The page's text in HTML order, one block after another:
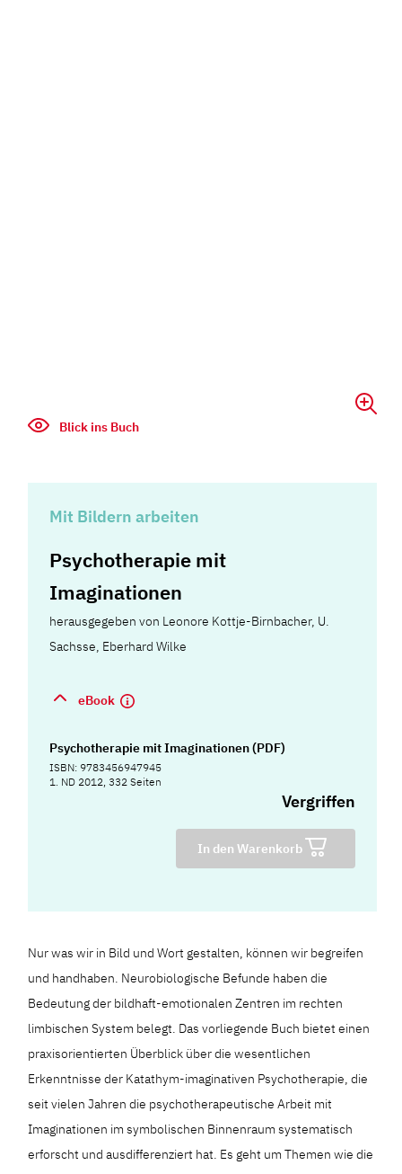
Blick ins Buch
Mit Bildern arbeiten
Psychotherapie mit
Imaginationen
herausgegeben von Leonore Kottje-Birnbacher, U.
Sachsse, Eberhard Wilke
eBook
Psychotherapie mit Imaginationen (PDF)
ISBN: 9783456947945
1. ND 2012, 332 Seiten
Vergriffen
In den Warenkorb
Nur was wir in Bild und Wort gestalten, können wir begreifen
und handhaben. Neurobiologische Befunde haben die
Bedeutung der bildhaft-emotionalen Zentren im rechten
limbischen System belegt. Das vorliegende Buch bietet einen
praxisorientierten Überblick über die wesentlichen
Erkenntnisse der Katathym-imaginativen Psychotherapie, die
seit vielen Jahren die psychotherapeutische Arbeit mit
Imaginationen im symbolischen Binnenraum systematisch
erforscht und ausdifferenziert hat. Es geht um Themen wie die